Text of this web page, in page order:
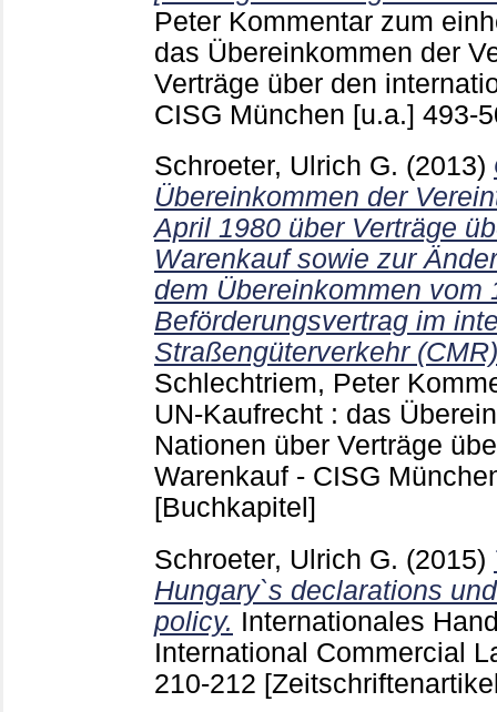
Peter Kommentar zum
das Übereinkommen der
Verträge über den
CISG München [u.a.] 493-
Schroeter, Ulrich G. (2013)
Übereinkommen der
April 1980 über Verträge
Warenkauf sowie zur
dem Übereinkommen vom
Beförderungsvertrag im
Straßengüterverkehr
Schlechtriem, Peter
UN-Kaufrecht : das
Nationen über Verträge
Warenkauf - CISG
[Buchkapitel]
Schroeter, Ulrich G. (2015)
Hungary`s declarations
policy. Internationales
International Commercial
210-212